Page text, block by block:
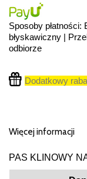
Sposoby płatności:
błyskawiczny |
odbiorze
Dodatkowy
Więcej informacji
PAS KLINOWY